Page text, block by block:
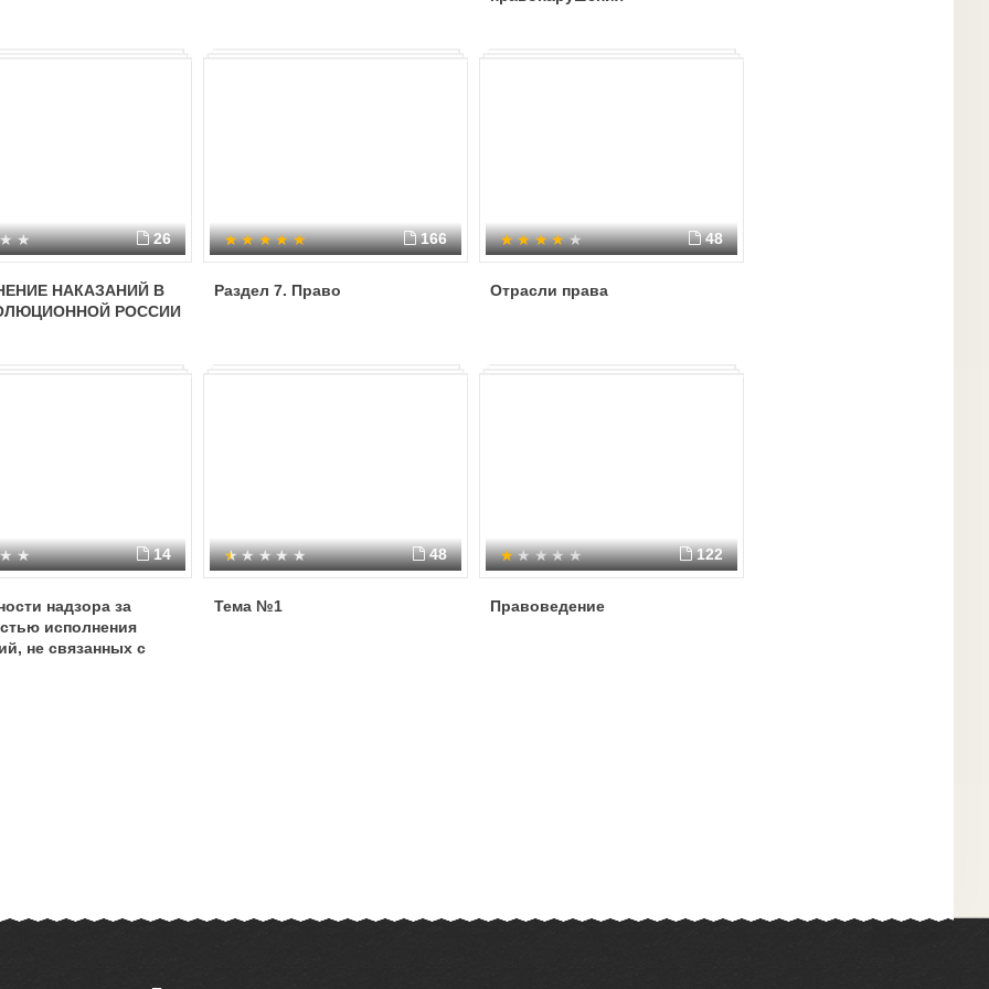
26
НАКАЗАНИЙ В
РОССИИ
166
Раздел 7. Право
48
Отрасли права
14
надзора за
исполнения
не связанных с
48
Тема №1
122
Правоведение